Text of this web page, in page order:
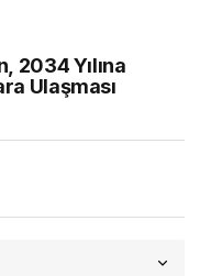
2034 Yılına
Ulaşması